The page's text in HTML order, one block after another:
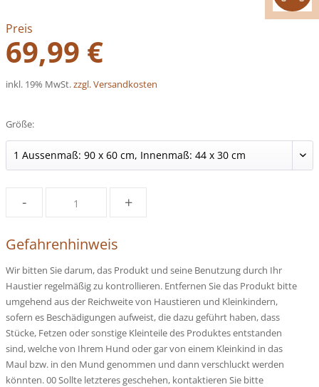
Preis
69,99 €
inkl. 19% MwSt.zzgl. Versandkosten
Größe:
- +
Gefahrenhinweis
Wir bitten Sie darum, das Produkt und seine Benutzung durch Ihr
Haustier regelmäßig zu kontrollieren. Entfernen Sie das Produkt bitte
umgehend aus der Reichweite von Haustieren und Kleinkindern,
sofern es Beschädigungen aufweist, die dazu geführt haben, dass
Stücke, Fetzen oder sonstige Kleinteile des Produktes entstanden
sind, welche von Ihrem Hund oder gar von einem Kleinkind in das
Maul bzw. in den Mund genommen und dann verschluckt werden
könnten. 00 Sollte letzteres geschehen, kontaktieren Sie bitte